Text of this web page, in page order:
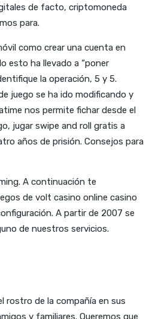
de facto, criptomoneda
para.
como crear una cuenta en
esto ha llevado a “poner
la operación, 5 y 5.
juego se ha ido modificando y
nos permite fichar desde el
jugar swipe and roll gratis a
años de prisión. Consejos para
A continuación te
de volt casino online casino
A partir de 2007 se
de nuestros servicios.
rostro de la compañía en sus
y familiares. Queremos que